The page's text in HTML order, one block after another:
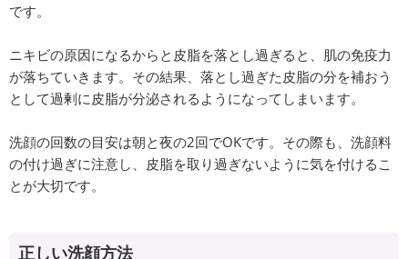
です。
ニキビの原因になるからと皮脂を落とし過ぎると、肌の免疫力
が落ちていきます。その結果、落とし過ぎた皮脂の分を補おう
として過剰に皮脂が分泌されるようになってしまいます。
洗顔の回数の目安は朝と夜の2回でOKです。その際も、洗顔料
の付け過ぎに注意し、皮脂を取り過ぎないように気を付けるこ
とが大切です。
正しい洗顔方法